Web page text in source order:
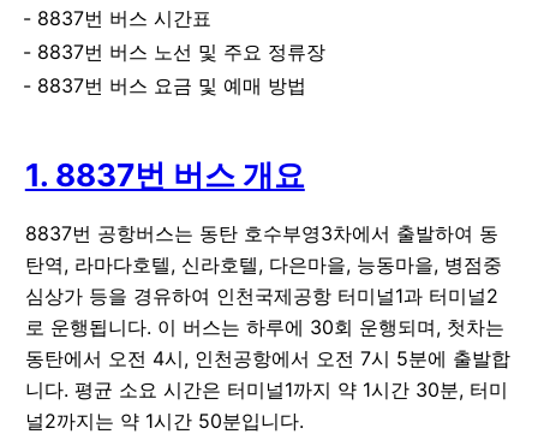
8837번 버스 시간표
8837번 버스 노선 및 주요 정류장
8837번 버스 요금 및 예매 방법
1. 8837번 버스 개요
8837번 공항버스는 동탄 호수부영3차에서 출발하여 동
탄역, 라마다호텔, 신라호텔, 다은마을, 능동마을, 병점중
심상가 등을 경유하여 인천국제공항 터미널1과 터미널2
로 운행됩니다. 이 버스는 하루에 30회 운행되며, 첫차는
동탄에서 오전 4시, 인천공항에서 오전 7시 5분에 출발합
니다. 평균 소요 시간은 터미널1까지 약 1시간 30분, 터미
널2까지는 약 1시간 50분입니다.